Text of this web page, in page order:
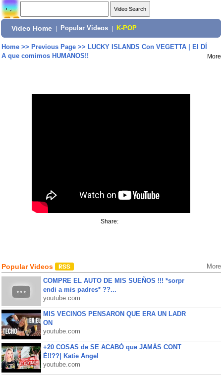
Video Home Popular Videos K-POP
Home>> Previous Page>> LUCKY ISLANDS Con VEGETTA | El DÍ
A que comimos HUMANOS!!
More
Share:
Popular Videos More
COMPRE EL AUTO DE MIS SUEÑOS !!! *sorpr
endi a mis padres* ??...
youtube.com
MIS VECINOS PENSARON QUE ERA UN LADR
ON
youtube.com
+20 COSAS de SE ACABÓ que JAMÁS CONT
É!!??| Katie Angel
youtube.com